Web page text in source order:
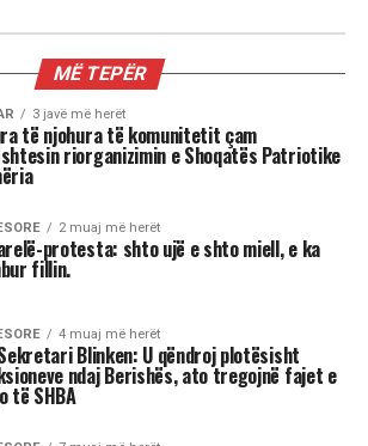
i ‘ri’ dhe çfarë e
Trumpin; 3 mesazhet
Jork
Gaggi